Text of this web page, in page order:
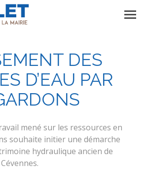
DES
D’EAU PAR
mené sur les ressources en
souhaite initier une démarche
hydraulique ancien de